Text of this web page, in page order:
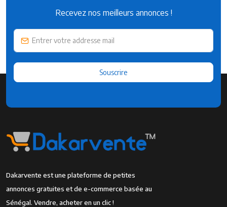
Recevez nos meilleurs annonces !
Souscrire
Dakarvente est une plateforme de petites
annonces gratuites et de e-commerce basée au
Sénégal. Vendre, acheter en un clic !